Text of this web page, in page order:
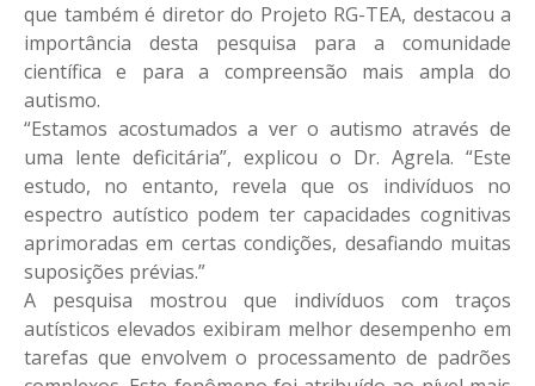
que também é diretor do Projeto RG-TEA, destacou a
importância desta pesquisa para a comunidade
científica e para a compreensão mais ampla do
autismo.
“Estamos acostumados a ver o autismo através de
uma lente deficitária”, explicou o Dr. Agrela. “Este
estudo, no entanto, revela que os indivíduos no
espectro autístico podem ter capacidades cognitivas
aprimoradas em certas condições, desafiando muitas
suposições prévias.”
A pesquisa mostrou que indivíduos com traços
autísticos elevados exibiram melhor desempenho em
tarefas que envolvem o processamento de padrões